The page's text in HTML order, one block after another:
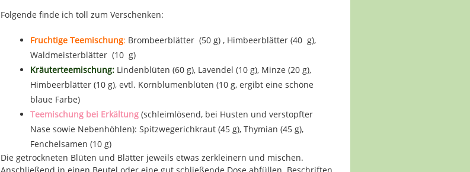
Folgende finde ich toll zum Verschenken:
Fruchtige Teemischung: Brombeerblätter (50 g) , Himbeerblätter (40 g),
Waldmeisterblätter (10 g)
Kräuterteemischung: Lindenblüten (60 g), Lavendel (10 g), Minze (20 g),
Himbeerblätter (10 g), evtl. Kornblumenblüten (10 g, ergibt eine schöne
blaue Farbe)
Teemischung bei Erkältung (schleimlösend, bei Husten und verstopfter
Nase sowie Nebenhöhlen): Spitzwegerichkraut (45 g), Thymian (45 g),
Fenchelsamen (10 g)
Die getrockneten Blüten und Blätter jeweils etwas zerkleinern und mischen.